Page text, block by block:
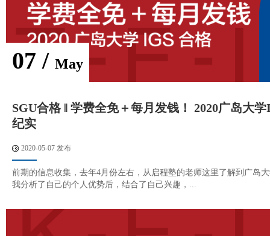
07 / May
SGU合格 ‖ 学费全免＋每月发钱！ 2020广岛大
纪实
2020-05-07 发布
前期的信息收集，去年4月份左右，从启程塾的老师这里了解到广岛
我分析了自己的个人优势后，结合了自己兴趣，...